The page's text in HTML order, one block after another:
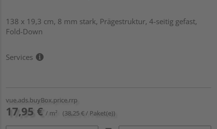
138 x 19,3 cm, 8 mm stark, Prägestruktur, 4-seitig gefast,
Fold-Down
Services
vue.ads.buyBox.price.rrp
17,95 € / m² (38,25 € / Paket(e))